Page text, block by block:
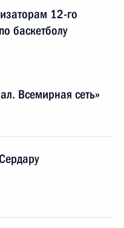
12-го
баскетболу
Всемирная сеть»